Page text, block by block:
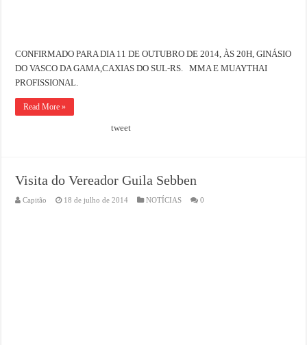
CONFIRMADO PARA DIA 11 DE OUTUBRO DE 2014, ÀS 20H, GINÁSIO
DO VASCO DA GAMA,CAXIAS DO SUL-RS. MMA E MUAYTHAI
PROFISSIONAL.
Read More »
tweet
Visita do Vereador Guila Sebben
Capitão 18 de julho de 2014 NOTÍCIAS 0